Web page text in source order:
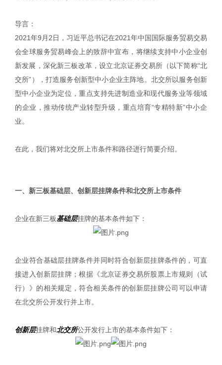
导言：
2021年9月2日，习近平总书记在2021年中国国际服务贸易交易
会全球服务贸易峰会上的致辞中宣布，将继续支持中小企业创
新发展，深化新三板改革，设立北京证券交易所（以下简称“北
交所”），打造服务创新型中小企业主阵地。北交所以服务创新
型中小企业为定位，重点支持先进制造业和现代服务业等领域
的企业，推动传统产业转型升级，重点培育“专精特新”中小企
业。
在此，我们将对北交所上市条件和路径进行简要介绍。
一、新三板基础层、创新层挂牌条件和北交所上市条件
企业在新三板基础层挂牌的基本条件如下：
企业符合基础层挂牌条件并同时符合创新层挂牌条件的，可直
接进入创新层挂牌；根据《北京证券交易所股票上市规则（试
行）》的相关规定，符合相关条件的创新层挂牌公司可以申请
在北交所公开发行并上市。
创新层挂牌和北交所公开发行上市的基本条件如下：